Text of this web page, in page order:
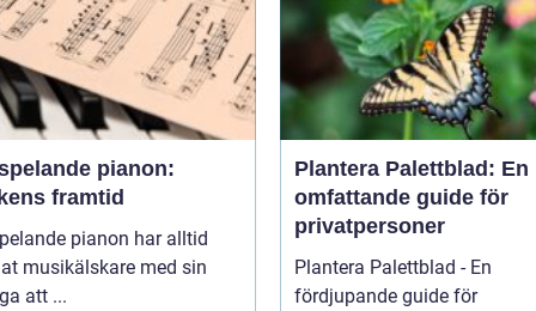
pianon:
framtid
pianon har alltid
musikälskare med sin
att ...
Plantera Palettblad: En
omfattande guide för
privatpersoner
Plantera Palettblad - En
fördjupande guide för